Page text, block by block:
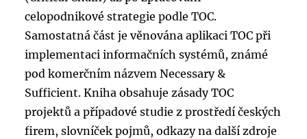
celopodnikové strategie podle TOC.
Samostatná část je věnována aplikaci TOC při
implementaci informačních systémů, známé
pod komerčním názvem Necessary &
Sufficient. Kniha obsahuje zásady TOC
projektů a případové studie z prostředí českých
firem, slovníček pojmů, odkazy na další zdroje